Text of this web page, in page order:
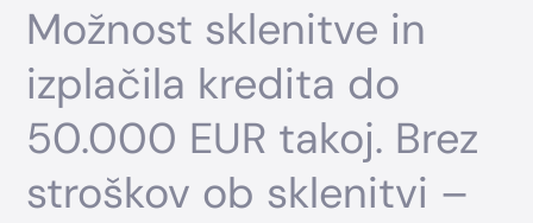
Možnost sklenitve in
izplačila kredita do
50.000 EUR takoj. Brez
stroškov ob sklenitvi –